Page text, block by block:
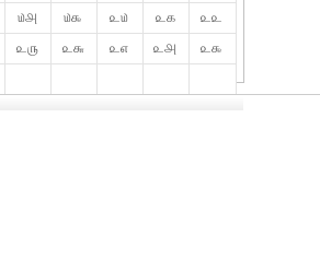
௰௮ ௰௯ ௨௰ ௨௧
௨௨
௨௫ ௨௬ ௨௭ ௨௮
௨௯